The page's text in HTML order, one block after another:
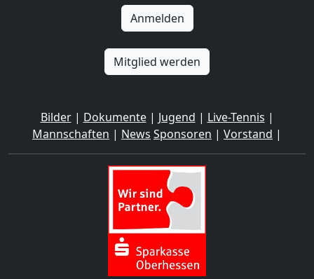
Anmelden
Mitglied werden
Bilder| Dokumente| Jugend | Live-Tennis |
Mannschaften | News Sponsoren | Vorstand |